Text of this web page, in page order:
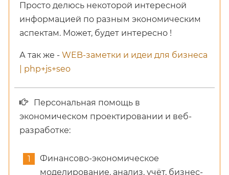
Просто делюсь некоторой интересной
информацией по разным экономическим
аспектам. Может, будет интересно !
А так же - WEB-заметки и идеи для бизнеса
| php+js+seo
Персональная помощь в
экономическом проектировании и веб-
разработке:
Финансово-экономическое
моделирование, анализ, учёт, бизнес-